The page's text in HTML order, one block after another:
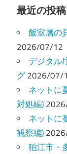
ビ
ゲ
ー
シ
ョ
ン
最近の投稿
飯室層の
2026/07/12
デジタル
グ2026/07/
ネットに
対処編)
ネットに
観察編)
狛江市・